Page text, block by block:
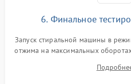
6. Финальное
Запуск стиральной машины в
отжима на максимальных
корректности слива,
посторонних стуков и